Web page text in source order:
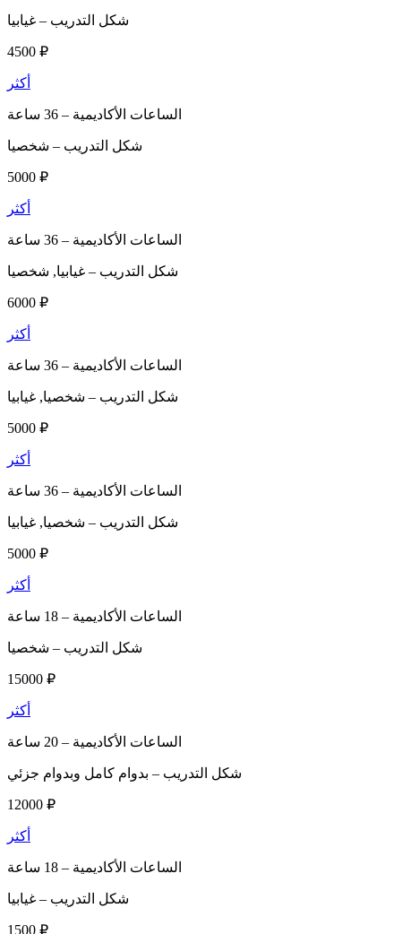
شكل التدريب – غيابيا
4500 ₽
أكثر
الساعات الأكاديمية –
شكل التدريب – شخصيا
5000 ₽
أكثر
الساعات الأكاديمية –
شكل التدريب – غيابيا, شخصيا
6000 ₽
أكثر
الساعات الأكاديمية –
شكل التدريب – شخصيا, غيابيا
5000 ₽
أكثر
الساعات الأكاديمية –
شكل التدريب – شخصيا, غيابيا
5000 ₽
أكثر
الساعات الأكاديمية –
شكل التدريب – شخصيا
15000 ₽
أكثر
الساعات الأكاديمية –
شكل التدريب – بدوام كامل وبدوام جزئي
12000 ₽
أكثر
الساعات الأكاديمية –
شكل التدريب – غيابيا
1500 ₽